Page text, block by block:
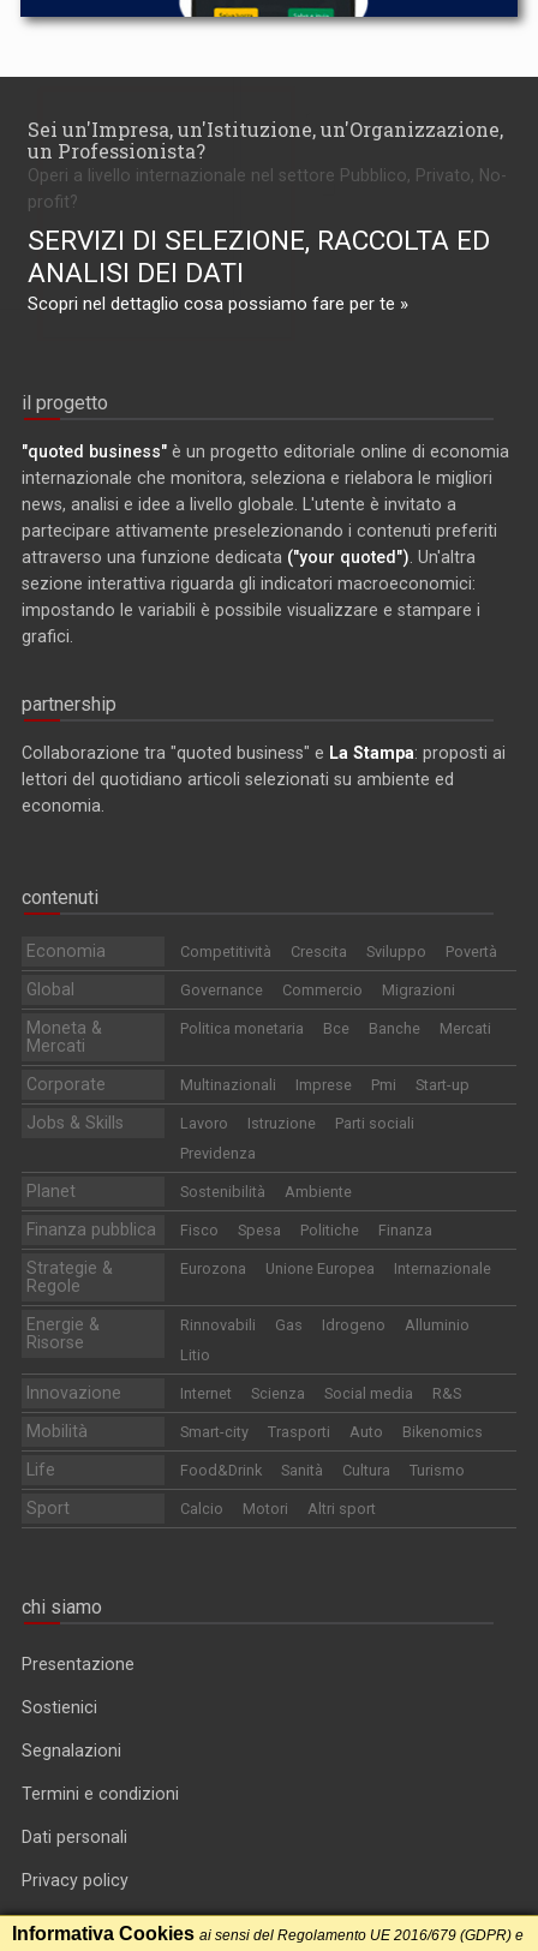
Sei un'Impresa, un'Istituzione, un'Organizzazione,
un Professionista?
Operi a livello internazionale nel settore Pubblico, Privato, No-
profit?
SERVIZI DI SELEZIONE, RACCOLTA ED
ANALISI DEI DATI
Scopri nel dettaglio cosa possiamo fare per te »
il progetto
"quoted business" è un progetto editoriale online di economia
internazionale che monitora, seleziona e rielabora le migliori
news, analisi e idee a livello globale. L'utente è invitato a
partecipare attivamente preselezionando i contenuti preferiti
attraverso una funzione dedicata ("your quoted"). Un'altra
sezione interattiva riguarda gli indicatori macroeconomici:
impostando le variabili è possibile visualizzare e stampare i
grafici.
partnership
Collaborazione tra "quoted business" e La Stampa: proposti ai
lettori del quotidiano articoli selezionati su ambiente ed
economia.
contenuti
Economia Competitività Crescita Sviluppo Povertà
Global Governance Commercio Migrazioni
Moneta &
Mercati
Politica monetaria Bce Banche Mercati
Corporate Multinazionali Imprese Pmi Start-up
Jobs & Skills Lavoro Istruzione
Parti sociali
Previdenza
Planet Sostenibilità Ambiente
Finanza pubblica Fisco Spesa Politiche Finanza
Strategie &
Regole
Eurozona Unione Europea Internazionale
Energie &
Risorse
Rinnovabili Gas Idrogeno
Alluminio
Litio
Innovazione Internet Scienza Social media R&S
Mobilità Smart-city Trasporti Auto Bikenomics
Life Food&Drink Sanità Cultura Turismo
Sport Calcio Motori Altri sport
chi siamo
Presentazione
Sostienici
Segnalazioni
Termini e condizioni
Dati personali
Privacy policy
Informativa cookie
Informativa Cookies ai sensi del Regolamento UE 2016/679 (GDPR) e